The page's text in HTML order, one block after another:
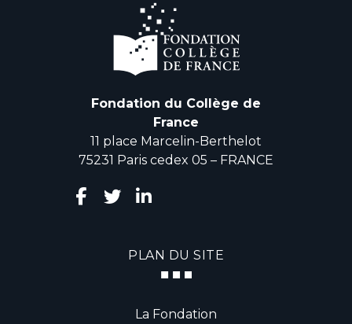
Fondation du Collège de
France
11 place Marcelin-Berthelot
75231 Paris cedex 05 – FRANCE
PLAN DU SITE
La Fondation